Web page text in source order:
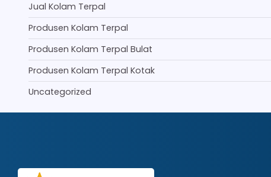
Jual Kolam Terpal
Produsen Kolam Terpal
Produsen Kolam Terpal Bulat
Produsen Kolam Terpal Kotak
Uncategorized